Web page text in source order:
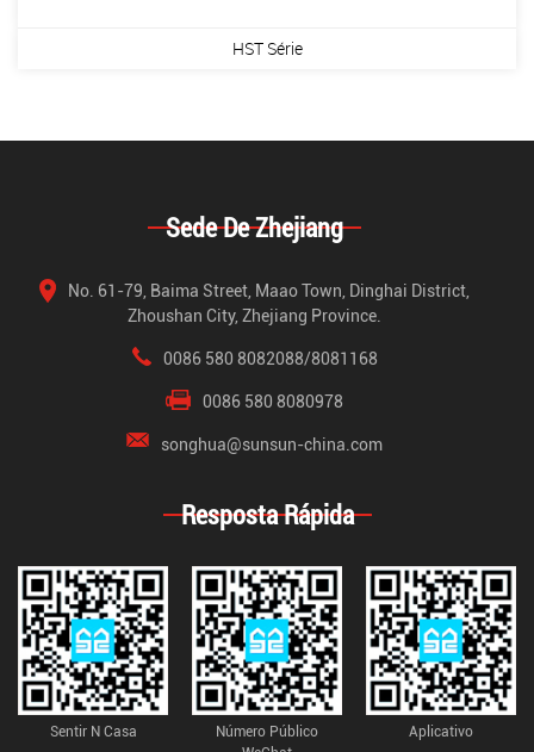
HST Série
Sede De Zhejiang
No. 61-79, Baima Street, Maao Town, Dinghai District,
Zhoushan City, Zhejiang Province.
0086 580 8082088/8081168
0086 580 8080978
songhua@sunsun-china.com
Resposta Rápida
Sentir N Casa
Número Público
Aplicativo